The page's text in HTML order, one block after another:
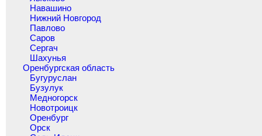
Навашино
Нижний Новгород
Павлово
Саров
Сергач
Шахунья
Оренбургская область
Бугуруслан
Бузулук
Медногорск
Новотроицк
Оренбург
Орск